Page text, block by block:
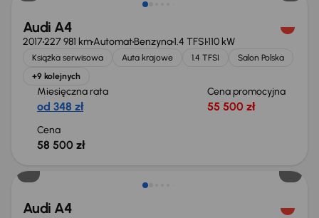
Audi A4
2017227 981 kmAutomatBenzyna1.4 TFSI110 kW
Książka serwisowa Auta krajowe 1.4 TFSI
Salon Polska
+9 kolejnych
Miesięczna rata
od 348 zł
Cena promocyjna
55 500 zł
Cena
58 500 zł
Taniej o 1 000 zł
Audi A4